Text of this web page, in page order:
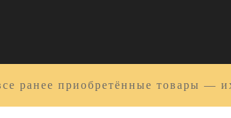
ранее приобретённые товары —